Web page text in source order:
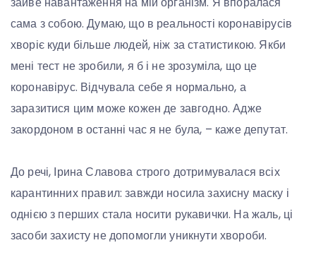
сама з собою. Думаю, що в реальності коронавірусів
хворіє куди більше людей, ніж за статистикою. Якби
мені тест не зробили, я б і не зрозуміла, що це
коронавірус. Відчувала себе я нормально, а
заразитися цим може кожен де завгодно. Адже
закордоном в останні час я не була, – каже депутат.
До речі, Ірина Славова строго дотримувалася всіх
карантинних правил: завжди носила захисну маску і
однією з перших стала носити рукавички. На жаль, ці
засоби захисту не допомогли уникнути хвороби.